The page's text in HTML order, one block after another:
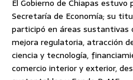
El Gobierno de Chiapas
Secretaría de Economía; su
participó en áreas
mejora regulatoria, atracción
ciencia y tecnología,
comercio interior y exterior,